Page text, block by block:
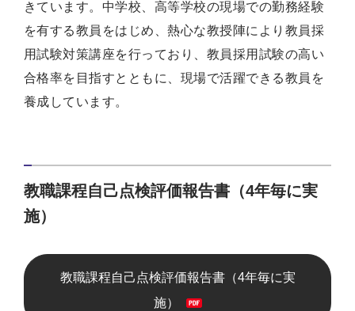
きています。中学校、高等学校の現場での勤務経験
を有する教員をはじめ、熱心な教授陣により教員採
用試験対策講座を行っており、教員採用試験の高い
合格率を目指すとともに、現場で活躍できる教員を
養成しています。
教職課程自己点検評価報告書（4年毎に実
施）
教職課程自己点検評価報告書（4年毎に実
施）